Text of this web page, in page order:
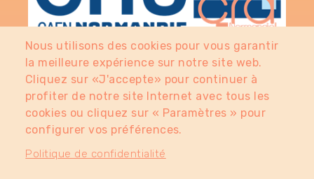
menu
FAQ
NOUS CONTACTER
Nous utilisons des cookies pour vous garantir
la meilleure expérience sur notre site web.
Cliquez sur «J'accepte» pour continuer à
profiter de notre site Internet avec tous les
cookies ou cliquez sur « Paramètres » pour
configurer vos préférences.
Politique de confidentialité